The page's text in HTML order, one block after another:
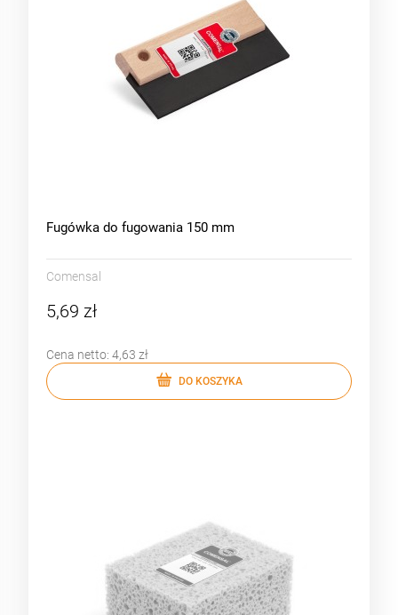
Fugówka do fugowania 150 mm
Comensal
5,69 zł
Cena netto: 4,63 zł
DO KOSZYKA